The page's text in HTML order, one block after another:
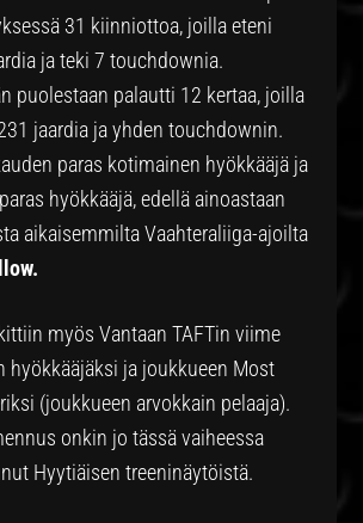
31 kiinniottoa, joilla eteni
ja teki 7 touchdownia.
puolestaan palautti 12 kertaa, joilla
jaardia ja yhden touchdownin.
paras kotimainen hyökkääjä ja
hyökkääjä, edellä ainoastaan
aikaisemmilta Vaahteraliiga-ajoilta
myös Vantaan TAFTin viime
hyökkääjäksi ja joukkueen Most
(joukkueen arvokkain pelaaja).
onkin jo tässä vaiheessa
Hyytiäisen treeninäytöistä.